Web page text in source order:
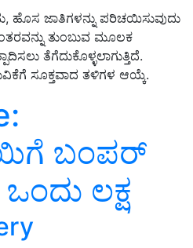
ಹೊಸ ಜಾತಿಗಳನ್ನು ಪರಿಚಯಿಸುವುದು
ತುಂಬುವ ಮೂಲಕ
ತೆಗೆದುಕೊಳ್ಳಲಾಗುತ್ತಿದೆ.
ಸೂಕ್ತವಾದ ತಳಿಗಳ ಆಯ್ಕೆ.
ಬಂಪರ್‌
ಲಕ್ಷ